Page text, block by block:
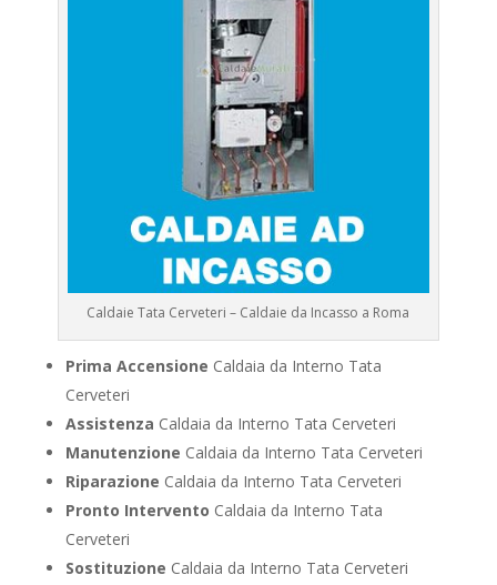
Caldaie Tata Cerveteri – Caldaie da Incasso a Roma
Prima Accensione Caldaia da Interno Tata
Cerveteri
Assistenza Caldaia da Interno Tata Cerveteri
Manutenzione Caldaia da Interno Tata Cerveteri
Riparazione Caldaia da Interno Tata Cerveteri
Pronto Intervento Caldaia da Interno Tata
Cerveteri
Sostituzione Caldaia da Interno Tata Cerveteri